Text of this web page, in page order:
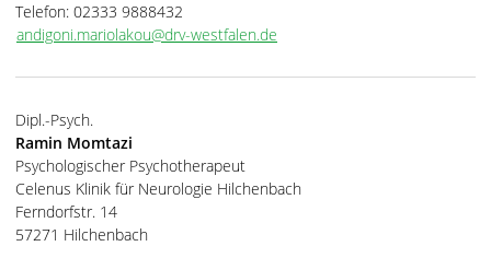
Telefon: 02333 9888432
andigoni.mariolakou@drv-westfalen.de
Dipl.-Psych.
Ramin Momtazi
Psychologischer Psychotherapeut
Celenus Klinik für Neurologie Hilchenbach
Ferndorfstr. 14
57271 Hilchenbach